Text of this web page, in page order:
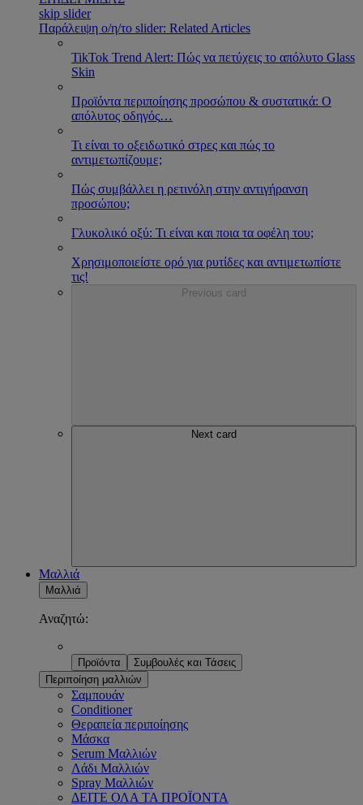
skip slider
Παράλειψη ο/η/το slider: Related Articles
TikTok Trend Alert: Πώς να πετύχεις το απόλυτο Glass
Skin
Προϊόντα περιποίησης προσώπου & συστατικά: Ο
απόλυτος οδηγός…
Τι είναι το οξειδωτικό στρες και πώς το
αντιμετωπίζουμε;
Πώς συμβάλλει η ρετινόλη στην αντιγήρανση
προσώπου;
Γλυκολικό οξύ: Τι είναι και ποια τα οφέλη του;
Χρησιμοποιείστε ορό για ρυτίδες και αντιμετωπίστε
τις!
Previous card
Next card
Μαλλιά
Μαλλιά
Αναζητώ:
Προϊόντα
Συμβουλές και Τάσεις
Περιποίηση μαλλιών
Σαμπουάν
Conditioner
Θεραπεία περιποίησης
Μάσκα
Serum Μαλλιών
Λάδι Μαλλιών
Spray Μαλλιών
ΔΕΙΤΕ ΟΛΑ ΤΑ ΠΡΟΪΟΝΤΑ